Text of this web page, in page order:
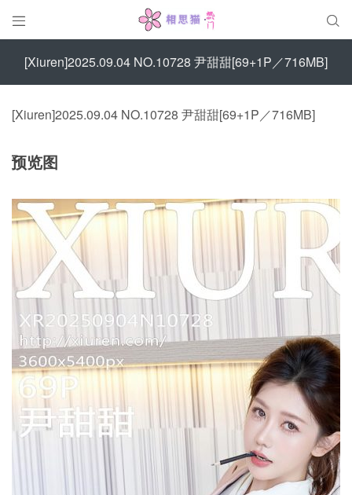
 
[Xiuren]2025.09.04 NO.10728 尹甜甜[69+1P／716MB]
[Xiuren]2025.09.04 NO.10728 尹甜甜[69+1P／716MB]
预览图